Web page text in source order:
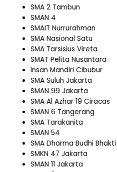
SMA 2 Tambun
SMAN 4
SMAIT Nurrurahman
SMA Nasional Satu
SMA Tarsisius Vireta
SMAT Pelita Nusantara
Insan Mandiri Cibubur
SMA Suluh Jakarta
SMAN 99 Jakarta
SMA Al Azhar 19 Ciracas
SMAN 6 Tangerang
SMA Tarakanita
SMAN 54
SMA Dharma Budhi Bhakti
SMKN 47 Jakarta
SMAN 11 Jakarta